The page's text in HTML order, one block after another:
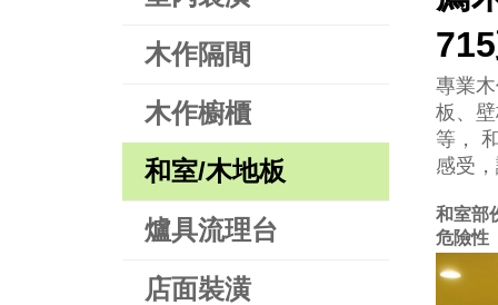
木作隔間
木作櫥櫃
和室/木地板
爐具流理台
店面裝潢
專業
板、
等，
感受
和室部
危險性